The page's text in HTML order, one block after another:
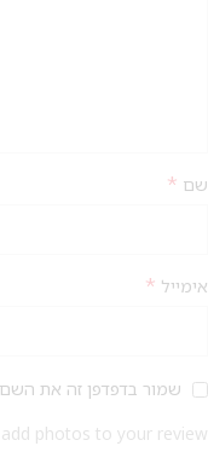
שם *
אימייל *
שמור בדפדפן זה את
photos to your review.